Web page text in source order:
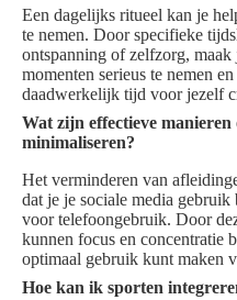
Een dagelijks ritueel kan je
te nemen. Door specifieke
ontspanning of zelfzorg,
momenten serieus te nemen
daadwerkelijk tijd voor jezelf
Wat zijn effectieve manieren
minimaliseren?
Het verminderen van
dat je je sociale media
voor telefoongebruik. Door
kunnen focus en concentratie
optimaal gebruik kunt maken
Hoe kan ik sporten